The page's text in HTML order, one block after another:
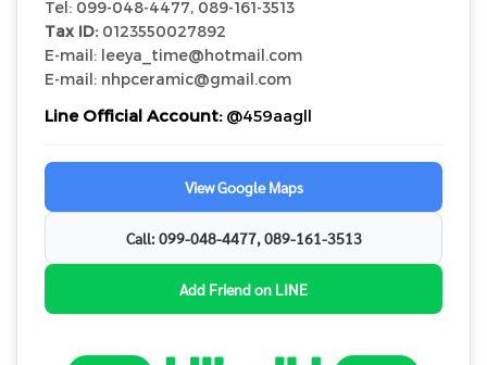
Tel: 099-048-4477, 089-161-3513
Tax ID: 0123550027892
E-mail: leeya_time@hotmail.com
E-mail: nhpceramic@gmail.com
Line Official Account:@459aagll
View Google Maps
Call: 099-048-4477, 089-161-3513
Add Friend on LINE